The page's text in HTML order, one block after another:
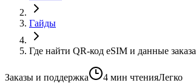
Гайды
Где найти QR-код eSIM и данные заказа
Заказы и поддержка 4 мин чтенияЛегко